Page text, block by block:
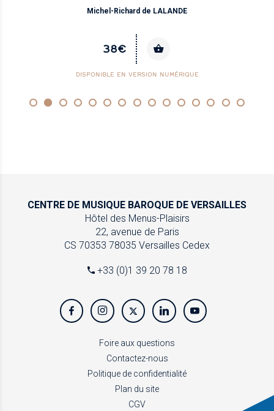
Michel-Richard de LALANDE
38€
DISPONIBLE EN VERSION NUMÉRIQUE
CENTRE DE MUSIQUE BAROQUE DE VERSAILLES
Hôtel des Menus-Plaisirs
22, avenue de Paris
CS 70353 78035 Versailles Cedex
+33 (0)1 39 20 78 18
Foire aux questions
Contactez-nous
Politique de confidentialité
Plan du site
CGV